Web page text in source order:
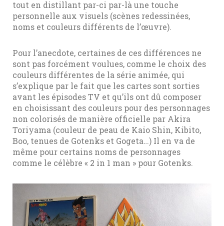
tout en distillant par-ci par-là une touche
personnelle aux visuels (scènes redessinées,
noms et couleurs différents de l’œuvre).
Pour l’anecdote, certaines de ces différences ne
sont pas forcément voulues, comme le choix des
couleurs différentes de la série animée, qui
s’explique par le fait que les cartes sont sorties
avant les épisodes TV et qu’ils ont dû composer
en choisissant des couleurs pour des personnages
non colorisés de manière officielle par Akira
Toriyama (couleur de peau de Kaio Shin, Kibito,
Boo, tenues de Gotenks et Gogeta…) Il en va de
même pour certains noms de personnages
comme le célèbre « 2 in 1 man » pour Gotenks.